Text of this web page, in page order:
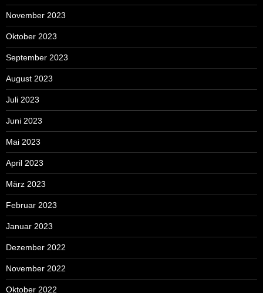
November 2023
Oktober 2023
September 2023
August 2023
Juli 2023
Juni 2023
Mai 2023
April 2023
März 2023
Februar 2023
Januar 2023
Dezember 2022
November 2022
Oktober 2022